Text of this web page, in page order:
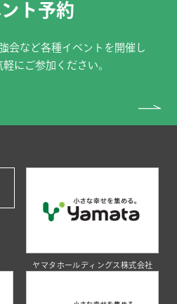
ト予約
会など各種イベントを開催し
にご参加ください。
ヤマタホールディングス株式会社